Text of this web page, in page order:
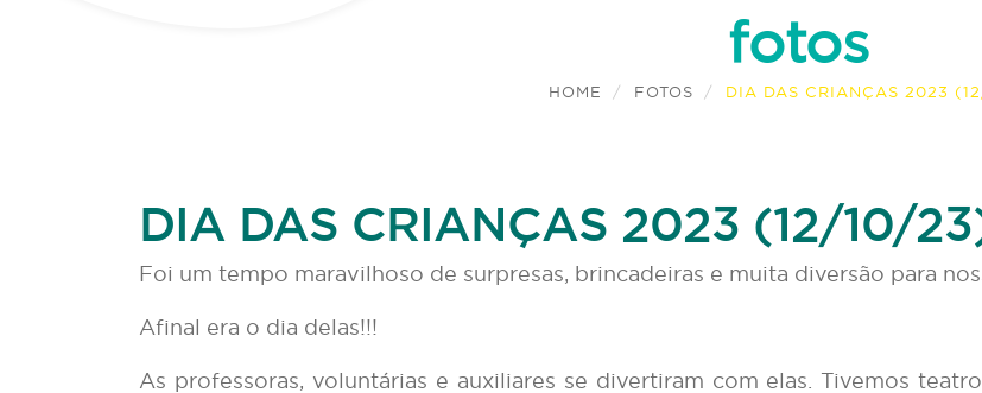
fotos
HOME FOTOS DIA DAS CRIANÇAS 2023
DIA DAS CRIANÇAS 2023 (12/10/
Foi um tempo maravilhoso de surpresas, brincadeiras e muita diversão para
Afinal era o dia delas!!!
As professoras, voluntárias e auxiliares se divertiram com elas. Tivemos